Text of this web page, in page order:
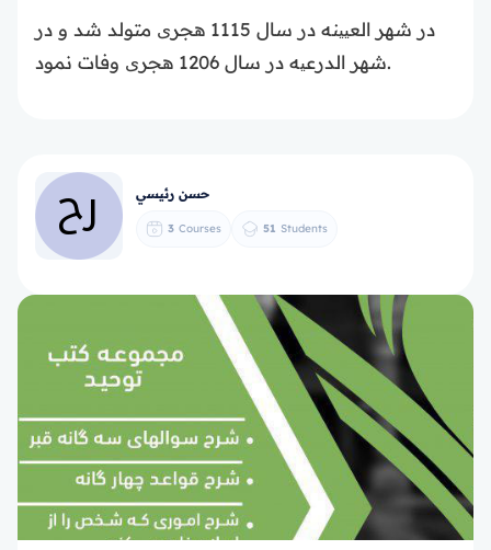
در شهر العیینه در سال 1115 هجری متولد شد و در
شهر الدرعیه در سال 1206 هجری وفات نمود.
حسن رئيسي
3 Courses 51 Students